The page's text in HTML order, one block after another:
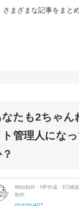
まざまな記事をまとめ
なたも2ちゃん
ト管理人にな